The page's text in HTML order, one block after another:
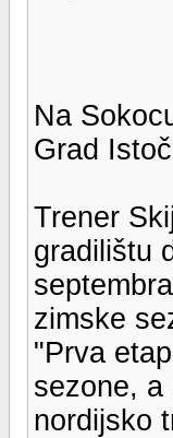
Na
Grad
Trener
gradilištu
zimske
"Prva
sezone, a
nordijsko